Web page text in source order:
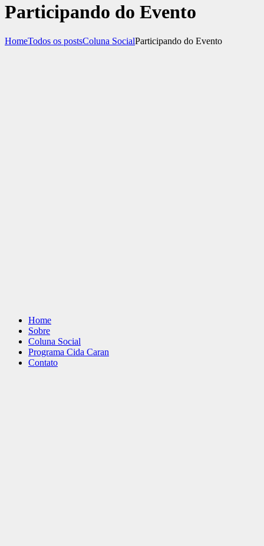
Participando do Evento
HomeTodos os postsColuna SocialParticipando do Evento
Home
Sobre
Coluna Social
Programa Cida Caran
Contato